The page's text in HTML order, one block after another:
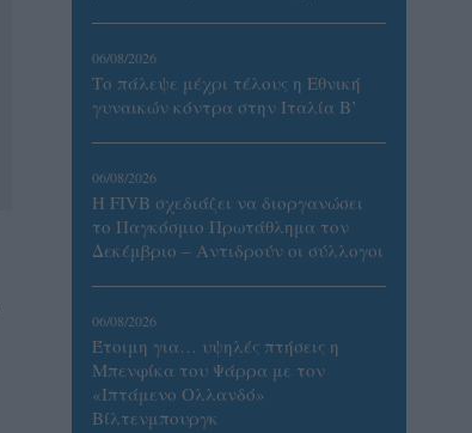
06/08/2026
Το πάλεψε μέχρι τέλους η Εθνική
γυναικών κόντρα στην Ιταλία Β’
06/08/2026
Η FIVB σχεδιάζει να διοργανώσει
το Παγκόσμιο Πρωτάθλημα τον
Δεκέμβριο – Αντιδρούν οι σύλλογοι
06/08/2026
Έτοιμη για… υψηλές πτήσεις η
Μπενφίκα του Ψάρρα με τον
«Ιπτάμενο Ολλανδό»
Βίλτενμπουργκ